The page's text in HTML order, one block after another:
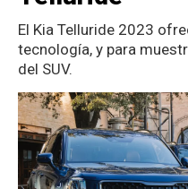
El Kia Telluride 2023
tecnología, y para
del SUV.